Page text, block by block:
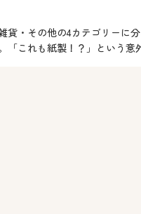
・その他の4カテゴリー
これも紙製！？」という意